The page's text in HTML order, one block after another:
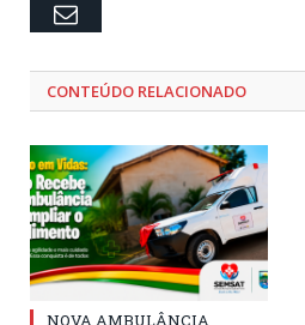
Email
CONTEÚDO RELACIONADO
NOVA AMBULÂNCIA